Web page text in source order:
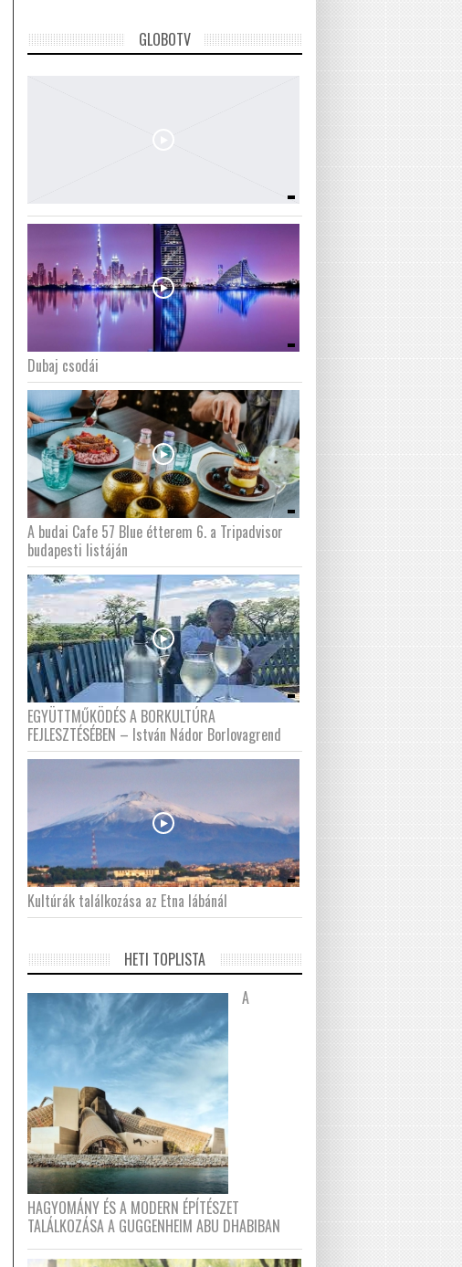
GLOBOTV
Dubaj csodái
A budai Cafe 57 Blue étterem 6. a Tripadvisor
budapesti listáján
EGYÜTTMŰKÖDÉS A BORKULTÚRA
FEJLESZTÉSÉBEN – István Nádor Borlovagrend
Kultúrák találkozása az Etna lábánál
HETI TOPLISTA
A
HAGYOMÁNY ÉS A MODERN ÉPÍTÉSZET
TALÁLKOZÁSA A GUGGENHEIM ABU DHABIBAN